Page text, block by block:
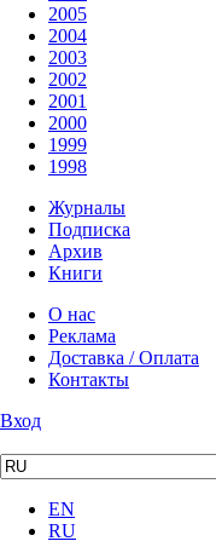
2005
2004
2003
2002
2001
2000
1999
1998
Журналы
Подписка
Архив
Книги
О нас
Реклама
Доставка / Оплата
Контакты
Вход
EN
RU